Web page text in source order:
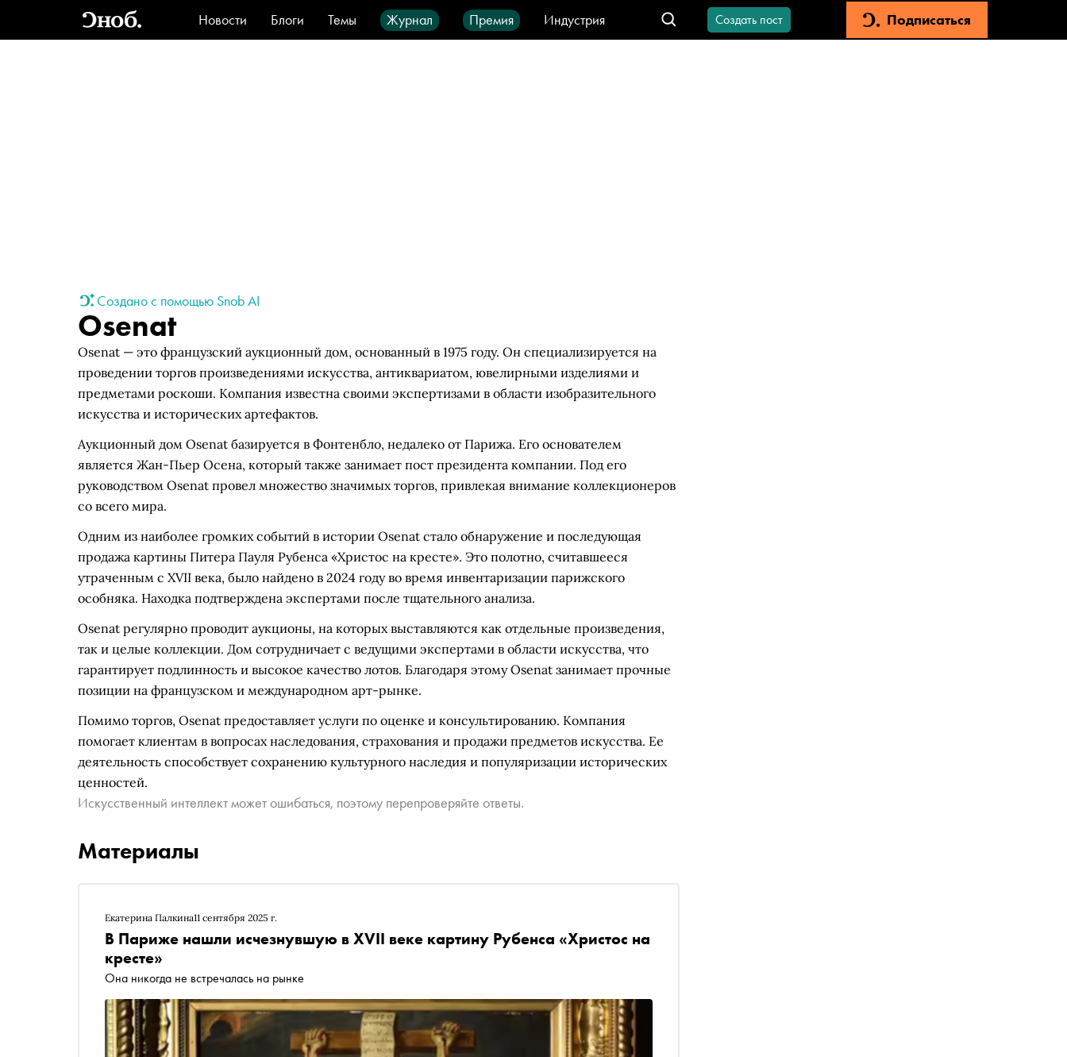
Новости Блоги Темы Журнал Премия
Индустрия
Стиль
Видео Город IT-продукты
Создать пост Подписаться
Создано с помощью Snob AI
Osenat
Osenat — это французский аукционный дом, основанный в 1975 году. Он специализируется на
проведении торгов произведениями искусства, антиквариатом, ювелирными изделиями и
предметами роскоши. Компания известна своими экспертизами в области изобразительного
искусства и исторических артефактов.
Аукционный дом Osenat базируется в Фонтенбло, недалеко от Парижа. Его основателем
является Жан-Пьер Осена, который также занимает пост президента компании. Под его
руководством Osenat провел множество значимых торгов, привлекая внимание коллекционеров
со всего мира.
Одним из наиболее громких событий в истории Osenat стало обнаружение и последующая
продажа картины Питера Пауля Рубенса «Христос на кресте». Это полотно, считавшееся
утраченным с XVII века, было найдено в 2024 году во время инвентаризации парижского
особняка. Находка подтверждена экспертами после тщательного анализа.
Osenat регулярно проводит аукционы, на которых выставляются как отдельные произведения,
так и целые коллекции. Дом сотрудничает с ведущими экспертами в области искусства, что
гарантирует подлинность и высокое качество лотов. Благодаря этому Osenat занимает прочные
позиции на французском и международном арт-рынке.
Помимо торгов, Osenat предоставляет услуги по оценке и консультированию. Компания
помогает клиентам в вопросах наследования, страхования и продажи предметов искусства. Ее
деятельность способствует сохранению культурного наследия и популяризации исторических
ценностей.
Искусственный интеллект может ошибаться, поэтому перепроверяйте ответы.
Материалы
Екатерина Палкина11 сентября 2025 г.
В Париже нашли исчезнувшую в XVII веке картину Рубенса «Христос на
кресте»
Она никогда не встречалась на рынке